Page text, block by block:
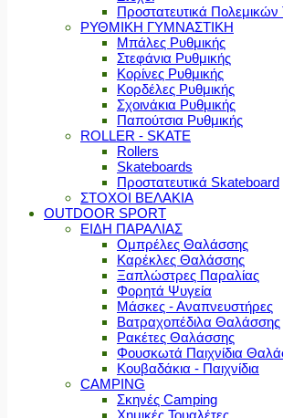
Προστατευτικά
ΡΥΘΜΙΚΗ ΓΥΜΝΑΣΤΙΚΗ
Μπάλες Ρυθμικής
Στεφάνια Ρυθμικής
Κορίνες Ρυθμικής
Κορδέλες Ρυθμικής
Σχοινάκια Ρυθμικής
Παπούτσια Ρυθμικής
ROLLER - SKATE
Rollers
Skateboards
Προστατευτικά Skateboard
ΣΤΟΧΟΙ ΒΕΛΑΚΙΑ
OUTDOOR SPORT
ΕΙΔΗ ΠΑΡΑΛΙΑΣ
Ομπρέλες Θαλάσσης
Καρέκλες Θαλάσσης
Ξαπλώστρες Παραλίας
Φορητά Ψυγεία
Μάσκες - Αναπνευστήρες
Βατραχοπέδιλα Θαλάσσης
Ρακέτες Θαλάσσης
Φουσκωτά Παιχνίδια
Κουβαδάκια - Παιχνίδια
CAMPING
Σκηνές Camping
Χημικές Τουαλέτες